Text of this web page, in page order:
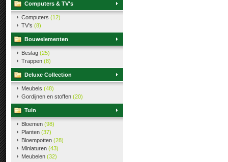
Computers & TV's
Computers (12)
TV's (8)
Bouwelementen
Beslag (25)
Trappen (8)
Deluxe Collection
Meubels (48)
Gordijnen en stoffen (20)
Tuin
Bloemen (98)
Planten (37)
Bloempotten (28)
Miniaturen (43)
Meubelen (32)